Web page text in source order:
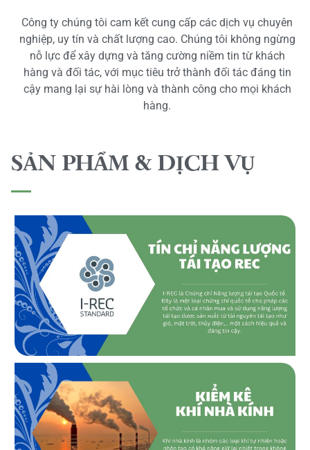
Công ty chúng tôi cam kết cung cấp các dịch vụ chuyên
nghiệp, uy tín và chất lượng cao. Chúng tôi không ngừng
nỗ lực để xây dựng và tăng cường niềm tin từ khách
hàng và đối tác, với mục tiêu trở thành đối tác đáng tin
cậy mang lại sự hài lòng và thành công cho mọi khách
hàng.
SẢN PHẨM & DỊCH VỤ